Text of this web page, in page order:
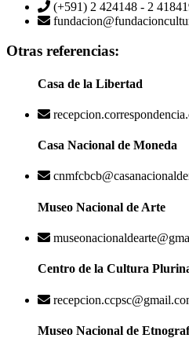
(+591) 2 424148 - 2
Otras referencias:
Casa de la Libertad
Casa Nacional de Moneda
Museo Nacional de Arte
Centro de la Cultura
Museo Nacional de